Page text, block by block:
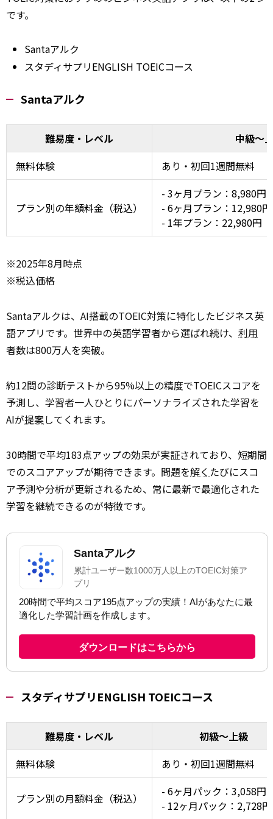
です。
Santaアルク
スタディサプリENGLISH TOEICコース
Santaアルク
難易度・レベル
中級～
無料体験
あり・初回1週間無料
プラン別の年額料金（税込）
- 3ヶ月プラン：8,980円
- 6ヶ月プラン：12,980
- 1年プラン：22,980円
※2025年8月時点
※税込価格
Santaアルクは、AI搭載のTOEIC対策に特化したビジネス英
語アプリです。世界中の英語学習者から選ばれ続け、 利用
者数は800万人を突破。
約12問の診断テストから95%以上の精度でTOEICスコアを
予測し、学習者一人ひとりにパーソナライズされた学習を
AIが提案してくれます。
30時間で平均183点アップの効果が実証されており、短期間
でのスコアアップが期待できます。問題を解く たびにスコ
ア予測や分析が更新されるため、常に最新で最適化された
学習を継続できるのが特徴です。
スタディサプリENGLISH TOEICコース
難易度・レベル
初級～上級
無料体験
あり・初回1週間無料
プラン別の月額料金（税込）
- 6ヶ月パック：3,058円
- 12ヶ月パック：2,728円